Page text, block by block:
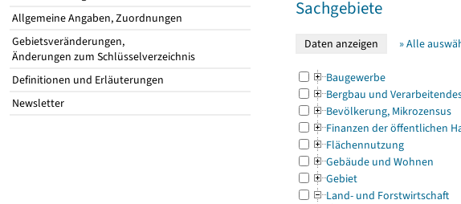
Allgemeine Angaben, Zuordnungen
Gebietsveränderungen,
Änderungen zum Schlüsselverzeichnis
Definitionen und Erläuterungen
Newsletter
Sachgebiete
» Alle
Baugewerbe
Bergbau und
Bevölkerung, Mikrozensus
Finanzen der öffentlichen
Flächennutzung
Gebäude und Wohnen
Gebiet
Land- und Forstwirtschaft